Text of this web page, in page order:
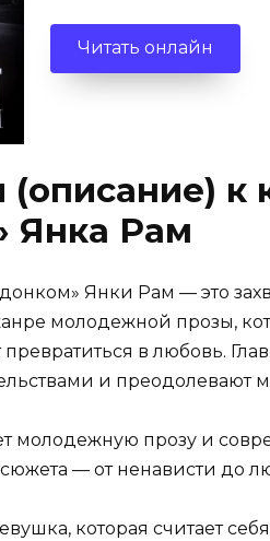
Читать онлайн
к
Янка Рам
Янки Рам — это
молодежной прозы,
в любовь.
и преодолевают
молодежную прозу и
— от ненависти до
которая считает